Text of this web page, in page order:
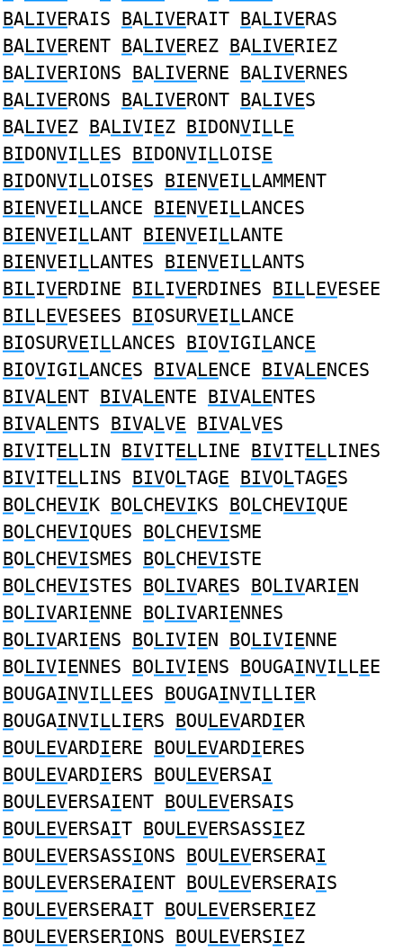
BALIVERAIS BALIVERAIT BALIVERAS
BALIVERENT BALIVEREZ BALIVERIEZ
BALIVERIONS BALIVERNE BALIVERNES
BALIVERONS BALIVERONT BALIVES
BALIVEZ BALIVIEZ BIDONVILLE
BIDONVILLES BIDONVILLOISE
BIDONVILLOISES BIENVEILLAMMENT
BIENVEILLANCE BIENVEILLANCES
BIENVEILLANT BIENVEILLANTE
BIENVEILLANTES BIENVEILLANTS
BILIVERDINE BILIVERDINES BILLEVESEE
BILLEVESEES BIOSURVEILLANCE
BIOSURVEILLANCES BIOVIGILANCE
BIOVIGILANCES BIVALENCE BIVALENCES
BIVALENT BIVALENTE BIVALENTES
BIVALENTS BIVALVE BIVALVES
BIVITELLIN BIVITELLINE BIVITELLINES
BIVITELLINS BIVOLTAGE BIVOLTAGES
BOLCHEVIK BOLCHEVIKS BOLCHEVIQUE
BOLCHEVIQUES BOLCHEVISME
BOLCHEVISMES BOLCHEVISTE
BOLCHEVISTES BOLIVARES BOLIVARIEN
BOLIVARIENNE BOLIVARIENNES
BOLIVARIENS BOLIVIEN BOLIVIENNE
BOLIVIENNES BOLIVIENS BOUGAINVILLEE
BOUGAINVILLEES BOUGAINVILLIER
BOUGAINVILLIERS BOULEVARDIER
BOULEVARDIERE BOULEVARDIERES
BOULEVARDIERS BOULEVERSAI
BOULEVERSAIENT BOULEVERSAIS
BOULEVERSAIT BOULEVERSASSIEZ
BOULEVERSASSIONS BOULEVERSERAI
BOULEVERSERAIENT BOULEVERSERAIS
BOULEVERSERAIT BOULEVERSERIEZ
BOULEVERSERIONS BOULEVERSIEZ